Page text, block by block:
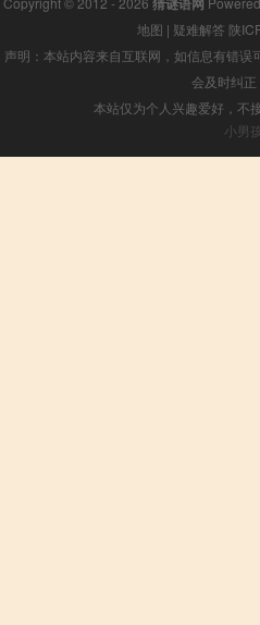
地图 | 疑难解答 陕
声明：本站内容来自互联网，如信息有错
会及时纠
本站仅为个人兴趣爱好，不
小男孩